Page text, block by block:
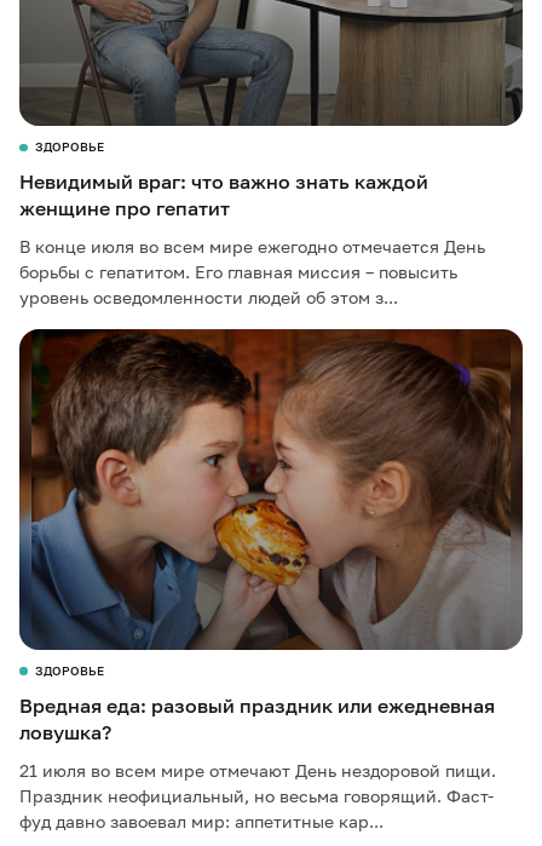
ЗДОРОВЬЕ
Невидимый враг: что важно знать каждой
женщине про гепатит
В конце июля во всем мире ежегодно отмечается День
борьбы с гепатитом. Его главная миссия – повысить
уровень осведомленности людей об этом з...
ЗДОРОВЬЕ
Вредная еда: разовый праздник или ежедневная
ловушка?
21 июля во всем мире отмечают День нездоровой пищи.
Праздник неофициальный, но весьма говорящий. Фаст-
фуд давно завоевал мир: аппетитные кар...